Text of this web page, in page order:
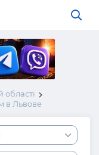
в Львове